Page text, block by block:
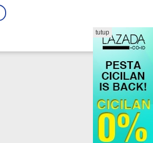
tutup